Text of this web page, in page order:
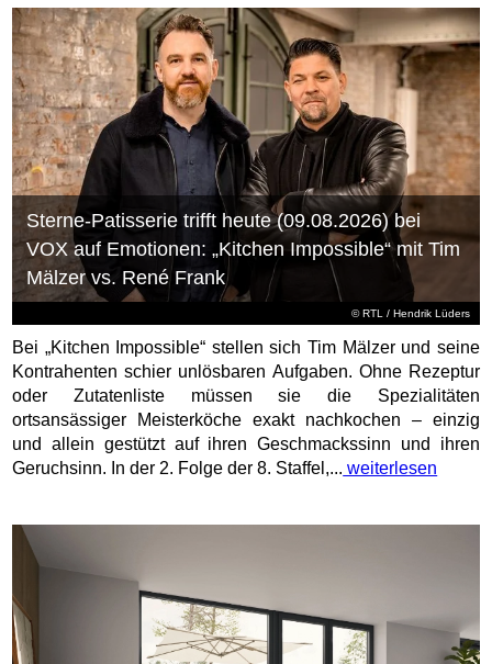
©RTL / Hendrik Lüders
Sterne-Patisserie trifft heute (09.08.2026) bei
VOX auf Emotionen: „Kitchen Impossible“ mit Tim
Mälzer vs. René Frank
Bei „Kitchen Impossible“ stellen sich Tim Mälzer und seine
Kontrahenten schier unlösbaren Aufgaben. Ohne Rezeptur
oder Zutatenliste müssen sie die Spezialitäten
ortsansässiger Meisterköche exakt nachkochen – einzig
und allein gestützt auf ihren Geschmackssinn und ihren
Geruchsinn. In der 2. Folge der 8. Staffel,... weiterlesen